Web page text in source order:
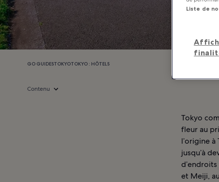
GO GUIDESTOKYOTOKYO : HÔTELS
Contenu
Tokyo
fleur au
l’origine
jusqu’à
et Meiji,
Liste de